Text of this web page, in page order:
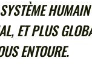
ET PLUS
ENTOURE.